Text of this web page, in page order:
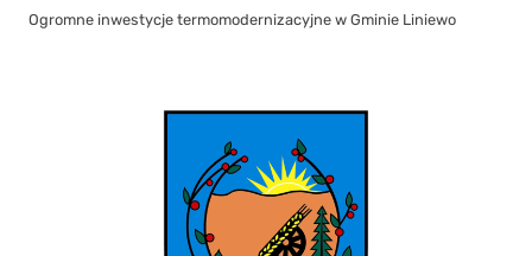
Ogromne inwestycje termomodernizacyjne w Gminie Liniewo